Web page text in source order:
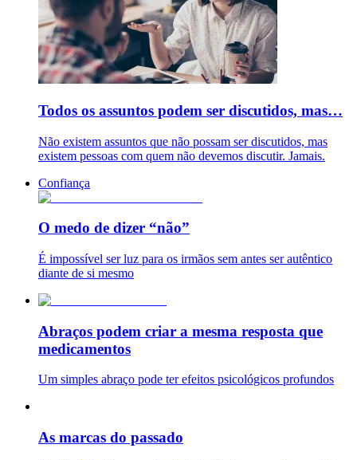
Todos os assuntos podem ser discutidos, mas…
Não existem assuntos que não possam ser discutidos, mas
existem pessoas com quem não devemos discutir. Jamais.
Confiança
O medo de dizer “não”
É impossível ser luz para os irmãos sem antes ser autêntico
diante de si mesmo
Abraços podem criar a mesma resposta que
medicamentos
Um simples abraço pode ter efeitos psicológicos profundos
As marcas do passado